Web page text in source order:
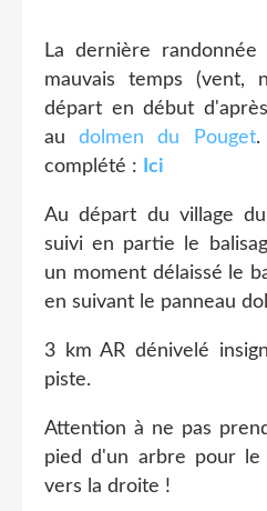
La dernière
mauvais temps (vent,
départ en début
audolmen du Pouget.
complété :
Ici
Au départ du village
suivi en partie le
un moment délaissé le
en suivant le panneau
3 km AR dénivelé
piste.
Attention à ne pas
pied d'un arbre pour le
vers la droite !